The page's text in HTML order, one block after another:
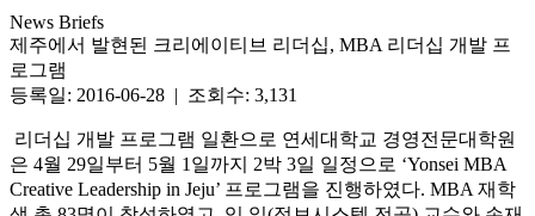
News Briefs
제주에서 발현된 크리에이티브 리더십, MBA 리더십 개발 프
로그램
등록일: 2016-06-28 | 조회수: 3,131
리더십 개발 프로그램 일환으로 연세대학교 경영전문대학원
은 4월 29일부터 5월 1일까지 2박 3일 일정으로 ‘Yonsei MBA
Creative Leadership in Jeju’ 프로그램을 진행하였다. MBA 재학